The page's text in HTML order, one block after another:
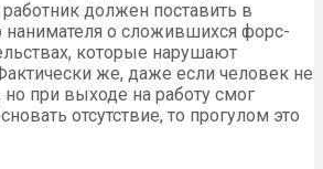
должен поставить в
нанимателя о сложившихся форс-
которые нарушают
же, даже если человек не
при выходе на работу смог
отсутствие, то прогулом это